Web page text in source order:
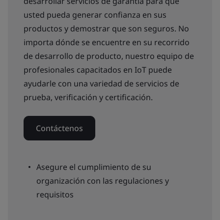
usted pueda generar confianza en sus
productos y demostrar que son seguros. No
importa dónde se encuentre en su recorrido
de desarrollo de producto, nuestro equipo de
profesionales capacitados en IoT puede
ayudarle con una variedad de servicios de
prueba, verificación y certificación.
Contáctenos
Asegure el cumplimiento de su
organización con las regulaciones y
requisitos